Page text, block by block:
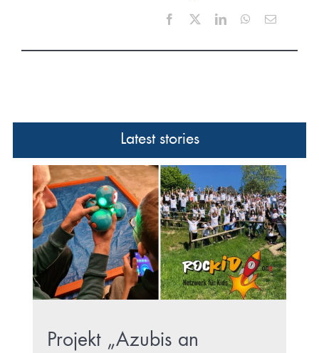
Facebook LinkedInWhatsApp
Email
Latest stories
Projekt „Azubis an